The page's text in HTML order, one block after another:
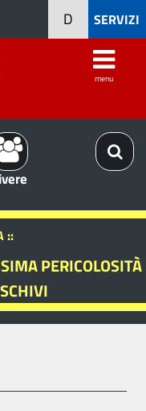
SERVIZI
D
menu
::
PERICOLOSITÀ